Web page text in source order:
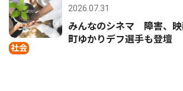
社会
2026.07.31
みんなのシネマ 障害、
町ゆかりデフ選手も登壇